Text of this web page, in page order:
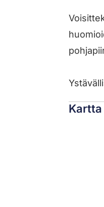
Kartta